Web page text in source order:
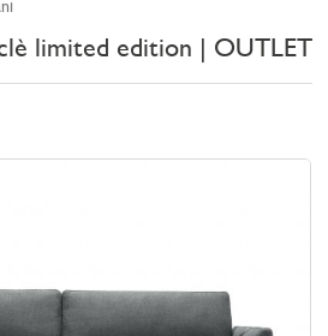
limited edition | OUTLET